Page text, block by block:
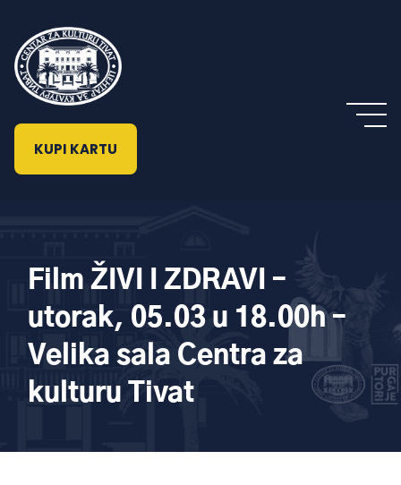
KUPI KARTU
Film ŽIVI I ZDRAVI –
utorak, 05.03 u 18.00h –
Velika sala Centra za
kulturu Tivat